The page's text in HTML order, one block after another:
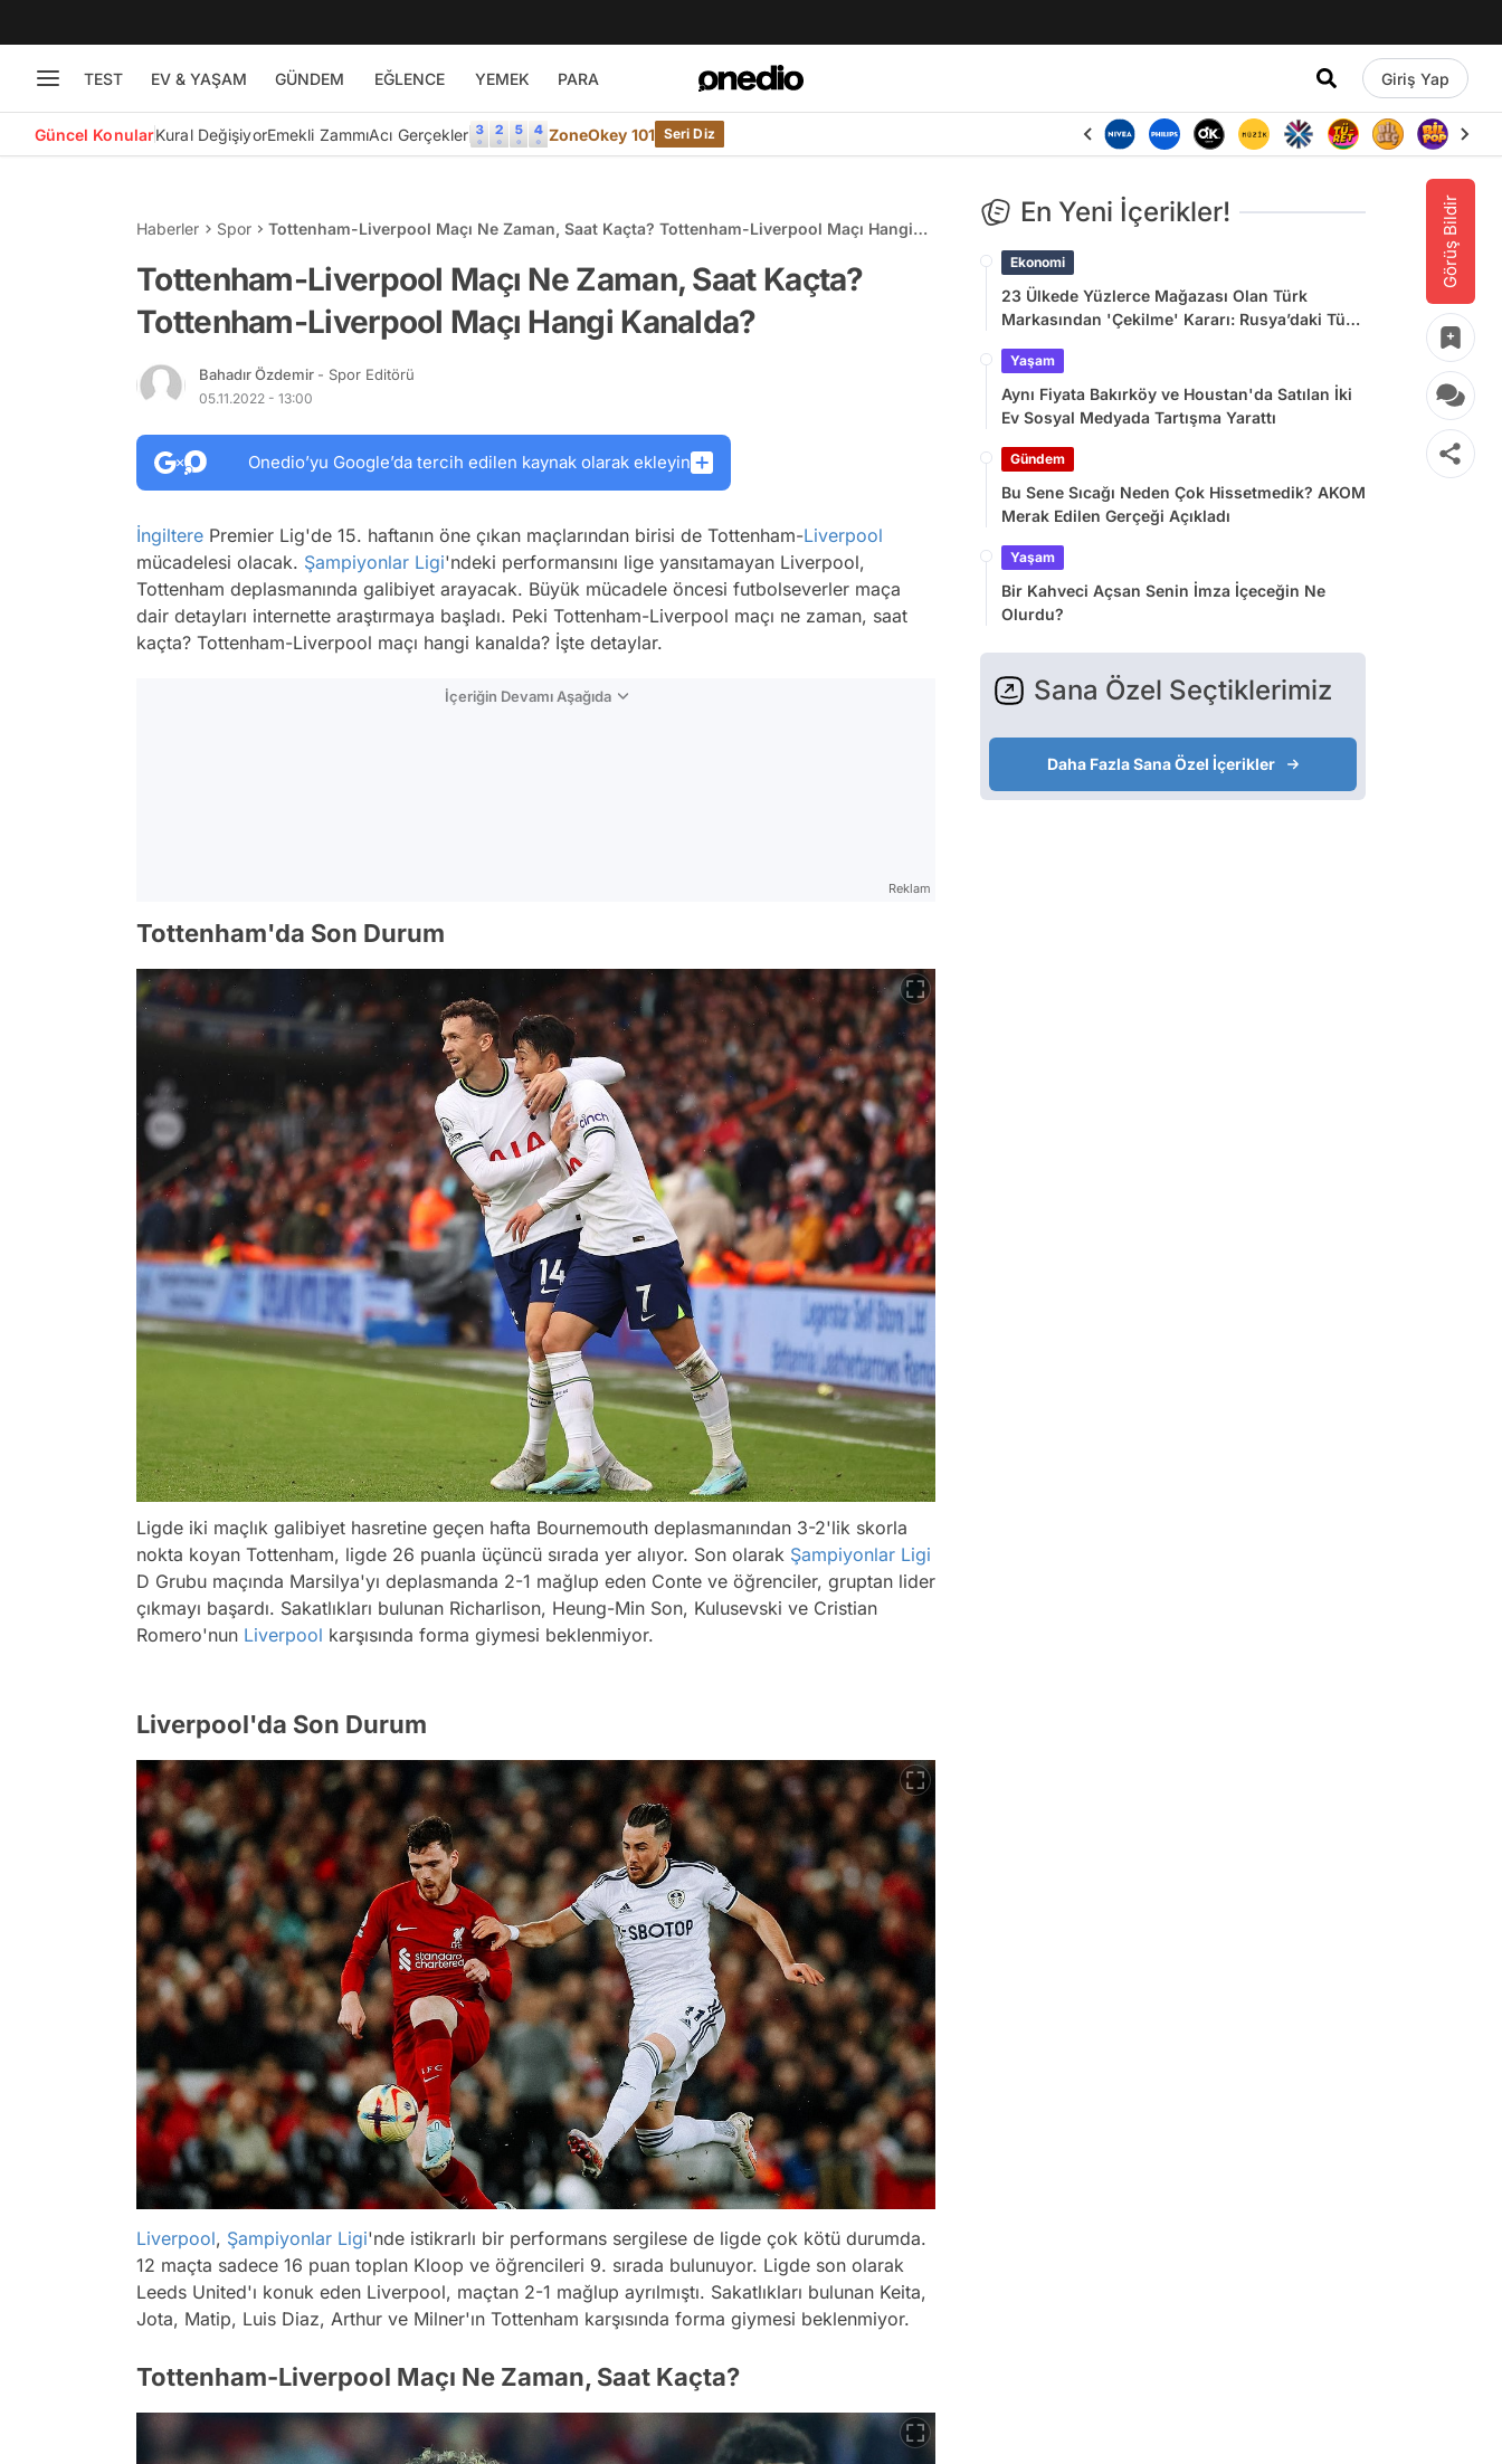
TEST EV & YAŞAM GÜNDEM EĞLENCE YEMEK PARA Giriş Yap
Güncel KonularKural DeğişiyorEmekli ZammıAcı Gerçekler ZoneOkey 101 Seri Diz
Görüş Bildir
Haberler Spor
Tottenham-Liverpool Maçı Ne Zaman, Saat Kaçta? Tottenham-Liverpool Maçı Hangi
Tottenham-Liverpool Maçı Ne Zaman, Saat Kaçta?
Tottenham-Liverpool Maçı Hangi Kanalda?
Bahadır Özdemir - Spor Editörü
05.11.2022 - 13:00
Onedio’yu Google’da tercih edilen kaynak olarak ekleyin
İngiltere Premier Lig'de 15. haftanın öne çıkan maçlarından birisi de Tottenham-Liverpool
mücadelesi olacak. Şampiyonlar Ligi'ndeki performansını lige yansıtamayan Liverpool,
Tottenham deplasmanında galibiyet arayacak. Büyük mücadele öncesi futbolseverler maça
dair detayları internette araştırmaya başladı. Peki Tottenham-Liverpool maçı ne zaman, saat
kaçta? Tottenham-Liverpool maçı hangi kanalda? İşte detaylar.
İçeriğin Devamı Aşağıda
Reklam
Tottenham'da Son Durum
Ligde iki maçlık galibiyet hasretine geçen hafta Bournemouth deplasmanından 3-2'lik skorla
nokta koyan Tottenham, ligde 26 puanla üçüncü sırada yer alıyor. Son olarak Şampiyonlar Ligi
D Grubu maçında Marsilya'yı deplasmanda 2-1 mağlup eden Conte ve öğrenciler, gruptan lider
çıkmayı başardı. Sakatlıkları bulunan Richarlison, Heung-Min Son, Kulusevski ve Cristian
Romero'nun Liverpool karşısında forma giymesi beklenmiyor.
Liverpool'da Son Durum
Liverpool, Şampiyonlar Ligi'nde istikrarlı bir performans sergilese de ligde çok kötü durumda.
12 maçta sadece 16 puan toplan Kloop ve öğrencileri 9. sırada bulunuyor. Ligde son olarak
Leeds United'ı konuk eden Liverpool, maçtan 2-1 mağlup ayrılmıştı. Sakatlıkları bulunan Keita,
Jota, Matip, Luis Diaz, Arthur ve Milner'ın Tottenham karşısında forma giymesi beklenmiyor.
Tottenham-Liverpool Maçı Ne Zaman, Saat Kaçta?
En Yeni İçerikler!
Ekonomi
23 Ülkede Yüzlerce Mağazası Olan Türk
Markasından 'Çekilme' Kararı: Rusya’daki Tüm
Yaşam
Aynı Fiyata Bakırköy ve Houstan'da Satılan İki
Ev Sosyal Medyada Tartışma Yarattı
Gündem
Bu Sene Sıcağı Neden Çok Hissetmedik? AKOM
Merak Edilen Gerçeği Açıkladı
Yaşam
Bir Kahveci Açsan Senin İmza İçeceğin Ne
Olurdu?
Sana Özel Seçtiklerimiz
Daha Fazla Sana Özel İçerikler